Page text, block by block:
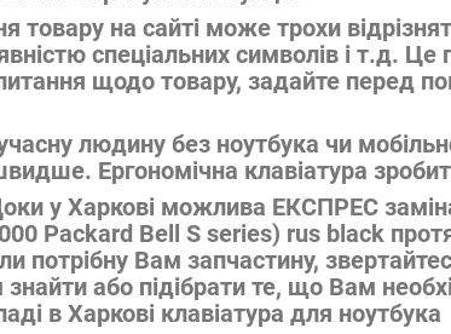
товару на сайті може трохи
спеціальних символів і т.д. Це
щодо товару, задайте перед
людину без ноутбука чи
Ергономічна клавіатура
у Харкові можлива ЕКСПРЕС
Packard Bell S series) rus black
потрібну Вам запчастину,
або підібрати те, що Вам
в Харкові клавіатура для ноутбука